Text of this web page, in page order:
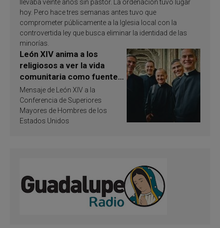
llevaba veinte años sin pastor. La ordenación tuvo lugar
hoy. Pero hace tres semanas antes tuvo que
comprometer públicamente a la Iglesia local con la
controvertida ley que busca eliminar la identidad de las
minorías.
León XIV anima a los
religiosos a ver la vida
comunitaria como fuente
de inspiración y
santificación
Mensaje de León XIV a la
Conferencia de Superiores
Mayores de Hombres de los
Estados Unidos